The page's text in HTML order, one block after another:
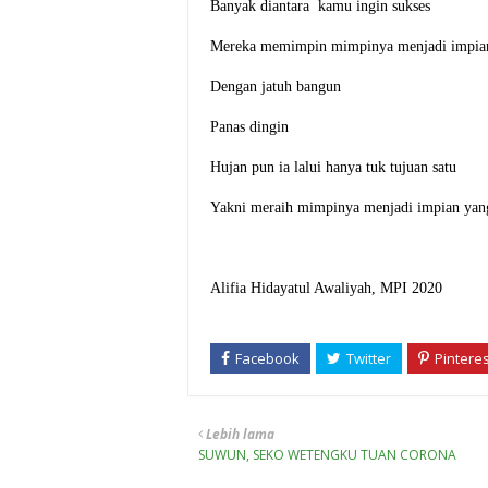
Banyak diantara kamu ingin sukses
Mereka memimpin mimpinya menjadi
Dengan jatuh bangun
Panas dingin
Hujan pun ia lalui hanya tuk tujuan satu
Yakni meraih mimpinya menjadi impian
Alifia Hidayatul Awaliyah, MPI 2020
Lebih lama
SUWUN, SEKO WETENGKU TUAN CORONA